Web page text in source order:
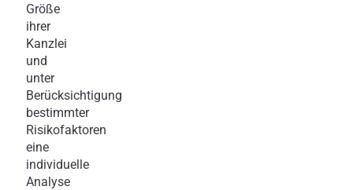
Größe
ihrer
Kanzlei
und
unter
Berücksichtigung
bestimmter
Risikofaktoren
eine
individuelle
Analyse